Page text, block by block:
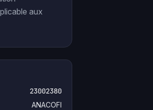
aux
23002380
ANACOFI